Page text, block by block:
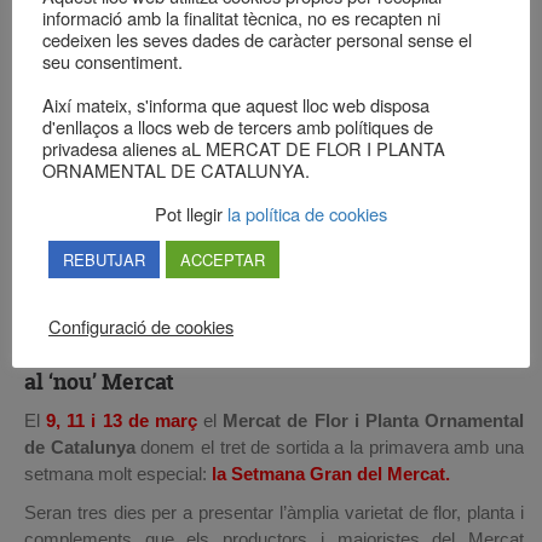
al ‘nou’ Mercat
El9, 11 i 13 de marçel Mercat de Flor i Planta Ornamental
de Catalunyadonem el tret de sortida a la primavera amb una
setmana molt especial: la Setmana Gran del Mercat.
Seran tres dies per a presentar l’àmplia varietat de flor, planta i
informació amb la finalitat tècnica, no es recapten ni
cedeixen les seves dades de caràcter personal sense el
seu consentiment.
Així mateix, s'informa que aquest lloc web disposa
d'enllaços a llocs web de tercers amb polítiques de
privadesa alienes aL MERCAT DE FLOR I PLANTA
ORNAMENTAL DE CATALUNYA.
Pot llegir la política de cookies
REBUTJAR ACCEPTAR
Configuració de cookies